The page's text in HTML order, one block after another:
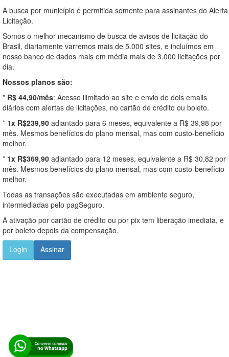
A busca por município é permitida somente para assinantes do Alerta
Licitação.
Somos o melhor mecanismo de busca de avisos de licitação do
Brasil, diariamente varremos mais de 5.000 sites, e incluímos em
nosso banco de dados mais em média mais de 3.000 licitações por
dia.
Nossos planos são:
* R$ 44,90/mês: Acesso ilimitado ao site e envio de dois emails
diários com alertas de licitações, no cartão de crédito ou boleto.
* 1x R$239,90 adiantado para 6 meses, equivalente a R$ 39,98 por
mês. Mesmos benefícios do plano mensal, mas com custo-benefício
melhor.
* 1x R$369,90 adiantado para 12 meses, equivalente a R$ 30,82 por
mês. Mesmos benefícios do plano mensal, mas com custo-benefício
melhor.
Todas as transações são executadas em ambiente seguro,
intermediadas pelo pagSeguro.
A ativação por cartão de crédito ou por pix tem liberação imediata, e
por boleto depois da compensação.
Login
Assinar